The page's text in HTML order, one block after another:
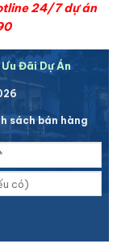
24/7 dự án
Đãi Dự Án
sách bán hàng